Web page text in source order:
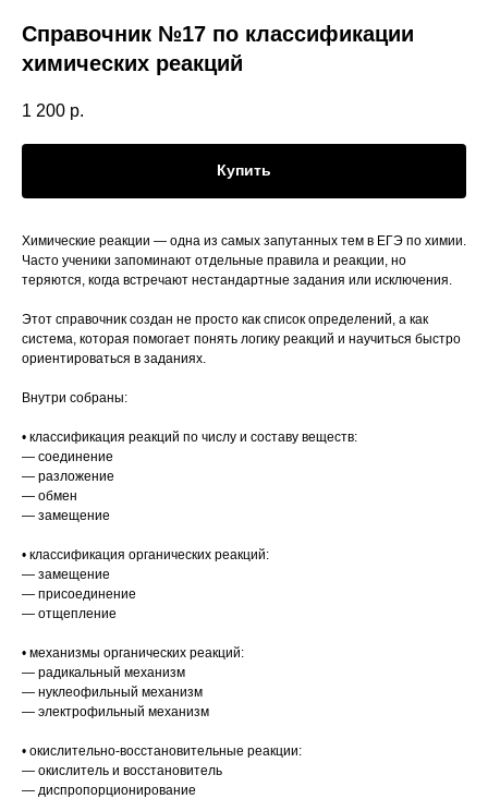
Справочник №17 по классификации
химических реакций
1 200 р.
Купить
Химические реакции — одна из самых запутанных тем в ЕГЭ по химии.
Часто ученики запоминают отдельные правила и реакции, но
теряются, когда встречают нестандартные задания или исключения.
Этот справочник создан не просто как список определений, а как
система, которая помогает понять логику реакций и научиться быстро
ориентироваться в заданиях.
Внутри собраны:
• классификация реакций по числу и составу веществ:
— соединение
— разложение
— обмен
— замещение
• классификация органических реакций:
— замещение
— присоединение
— отщепление
• механизмы органических реакций:
— радикальный механизм
— нуклеофильный механизм
— электрофильный механизм
• окислительно-восстановительные реакции:
— окислитель и восстановитель
— диспропорционирование